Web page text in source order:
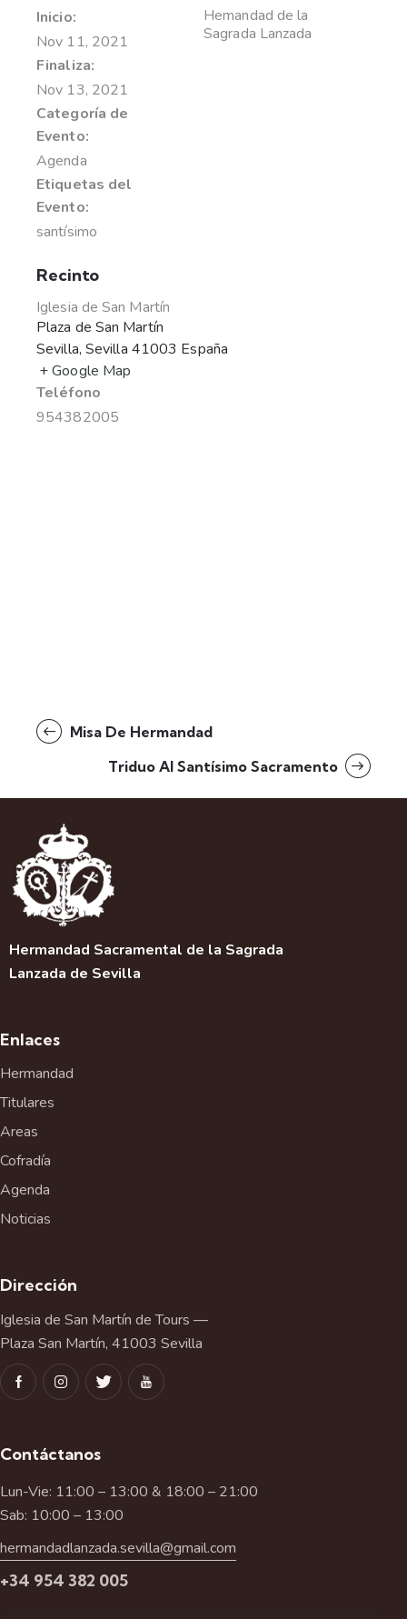
Inicio:
Nov 11, 2021
Finaliza:
Nov 13, 2021
Categoría de
Evento:
Agenda
Etiquetas del
Evento:
santísimo
Hemandad de la
Sagrada Lanzada
Recinto
Iglesia de San Martín
Plaza de San Martín
Sevilla, Sevilla 41003 España
+ Google Map
Teléfono
954382005
Misa De Hermandad
Triduo Al Santísimo Sacramento
Hermandad Sacramental de la Sagrada
Lanzada de Sevilla
Enlaces
Hermandad
Titulares
Areas
Cofradía
Agenda
Noticias
Dirección
Iglesia de San Martín de Tours —
Plaza San Martín, 41003 Sevilla
Contáctanos
Lun-Vie: 11:00 – 13:00 & 18:00 – 21:00
Sab: 10:00 – 13:00
hermandadlanzada.sevilla@gmail.com
+34 954 382 005